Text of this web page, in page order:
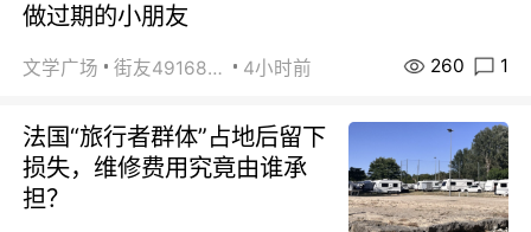
做过期的小朋友
文学广场 街友49168527 4小时前 260 1
法国“旅行者群体”占地后留下
损失，维修费用究竟由谁承
担？